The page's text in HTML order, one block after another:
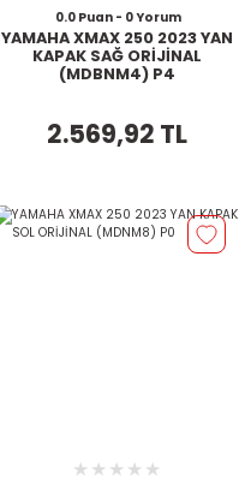
0.0 Puan - 0 Yorum
YAMAHA XMAX 250 2023 YAN
KAPAK SAĞ ORİJİNAL
(MDBNM4) P4
2.569,92 TL